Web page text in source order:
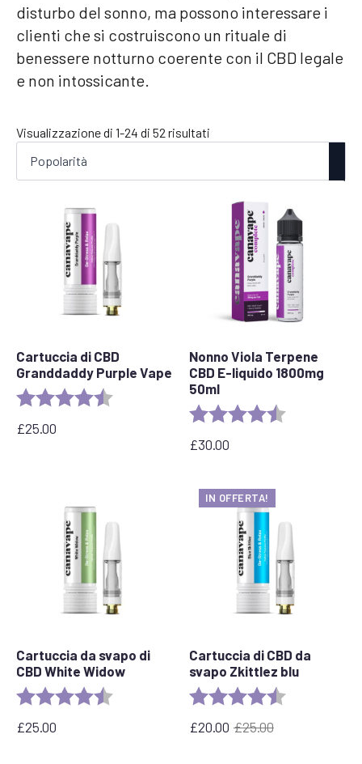
disturbo del sonno, ma possono interessare i
clienti che si costruiscono un rituale di
benessere notturno coerente con il CBD legale
e non intossicante.
Visualizzazione di 1-24 di 52 risultati
Cartuccia di CBD
Granddaddy Purple Vape
Valutazione:
£25.00
Nonno Viola Terpene
CBD E-liquido 1800mg
50ml
Valutazione:
£30.00
Cartuccia da svapo di
CBD White Widow
Valutazione: 4.6 out of 5 stars
£25.00
IN OFFERTA!
Cartuccia di CBD da
svapo Zkittlez blu
Valutazione:
£25.00
Il
£20.00
Il